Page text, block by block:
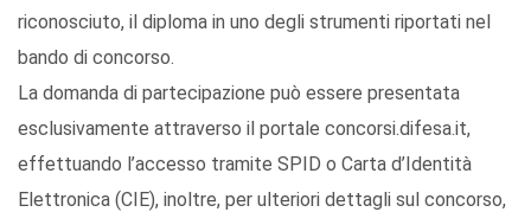
riconosciuto, il diploma in uno degli strumenti riportati nel
bando di concorso.
La domanda di partecipazione può essere presentata
esclusivamente attraverso il portale concorsi.difesa.it,
effettuando l’accesso tramite SPID o Carta d’Identità
Elettronica (CIE), inoltre, per ulteriori dettagli sul concorso,